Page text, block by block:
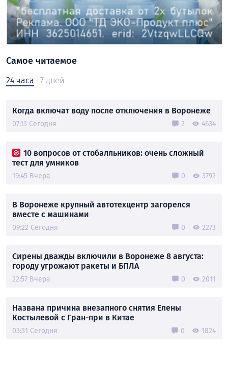
Самое читаемое
24 часа 7 дней
Когда включат воду после отключения в Воронеже
07:13 Сегодня 2 4634
10 вопросов от стобалльников: очень сложный
тест для умников
19:45 Вчера 0 3792
В Воронеже крупный автотехцентр загорелся
вместе с машинами
09:22 Сегодня 0 2273
Сирены дважды включили в Воронеже 8 августа:
городу угрожают ракеты и БПЛА
22:57 Вчера 0 2011
Названа причина внезапного снятия Елены
Костылевой с Гран-при в Китае
03:31 Сегодня 0 1824